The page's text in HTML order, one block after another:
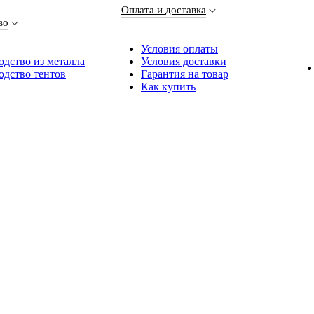
из металла
тентов
Оплата и доставка
Условия оплаты
Условия доставки
Гарантия на товар
Как купить